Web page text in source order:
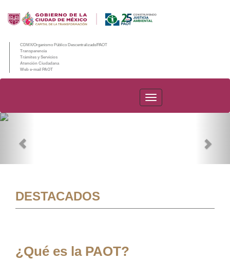
CDMX/Organismo Público Descentralizado/PAOT
Transparencia
Trámites y Servicios
Atención Ciudadana
Web e-mail PAOT
PAOT
DESTACADOS
¿Qué es la PAOT?